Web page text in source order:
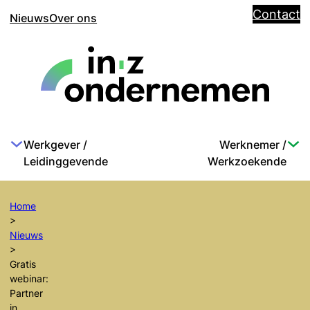
Werkgever /
Leidinggevende
Werknemer /
Werkzoekende
NieuwsOver ons Contact
Home
>
Nieuws
>
Gratis
webinar:
Partner